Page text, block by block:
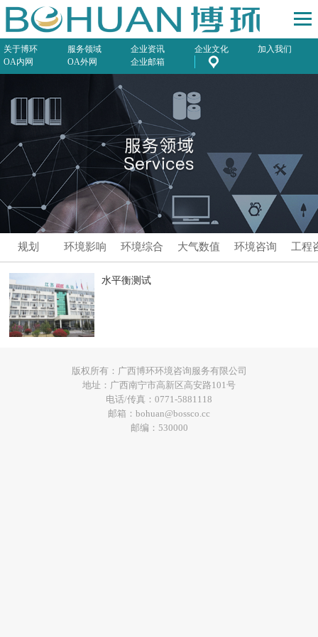
关于博环 服务领域 企业资讯 企业文化
加入我们
OA内网
OA外网 企业邮箱
规划 环境影响
评价
环境综合
服务
大气数值 环境咨询 工程
水平衡测试
版权所有：广西博环环境咨询服务有限公司
地址：广西南宁市高新区高安路101号
电话/传真：0771-5881118
邮箱：bohuan@bossco.cc
邮编：530000